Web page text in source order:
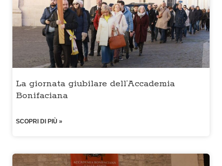
La giornata giubilare dell’Accademia
Bonifaciana
SCOPRI DI PIÙ »